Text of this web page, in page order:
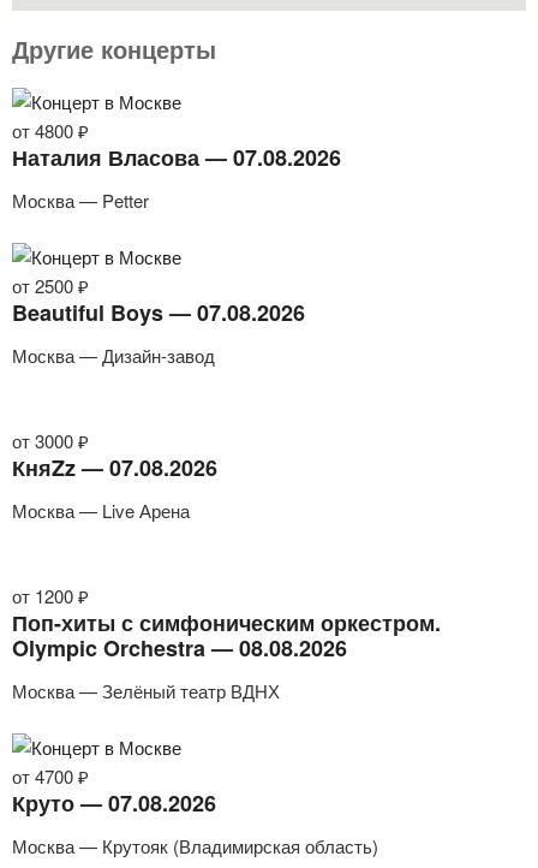
Другие концерты
от 4800 ₽
Наталия Власова — 07.08.2026
Москва — Petter
от 2500 ₽
Beautiful Boys — 07.08.2026
Москва — Дизайн-завод
от 3000 ₽
КняZz — 07.08.2026
Москва — Live Арена
от 1200 ₽
Поп-хиты с симфоническим оркестром.
Olympic Orchestra — 08.08.2026
Москва — Зелёный театр ВДНХ
от 4700 ₽
Круто — 07.08.2026
Москва — Крутояк (Владимирская область)